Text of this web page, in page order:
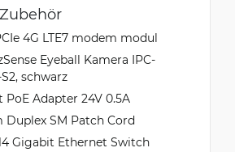
4G LTE7 modem modul
Eyeball Kamera IPC-
schwarz
Adapter 24V 0.5A
Duplex SM Patch Cord
Gigabit Ethernet Switch